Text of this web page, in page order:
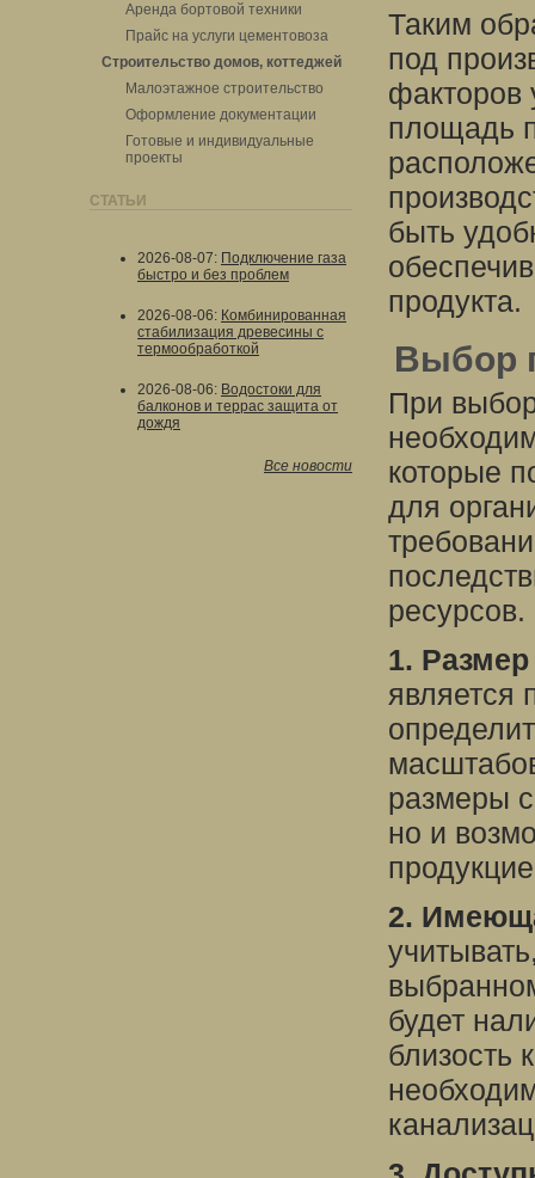
Аренда бортовой техники
Прайс на услуги цементовоза
Строительство домов, коттеджей
Малоэтажное строительство
Оформление документации
Готовые и индивидуальные
проекты
СТАТЬИ
2026-08-07: Подключение газа
быстро и без проблем
2026-08-06: Комбинированная
стабилизация древесины с
термообработкой
2026-08-06: Водостоки для
балконов и террас защита от
дождя
Все новости
Таким
под
факторов
площадь
быть
продукта.
Выбор
При
которые
для
ресурсов.
1.
размеры
но и
2.
будет
близость